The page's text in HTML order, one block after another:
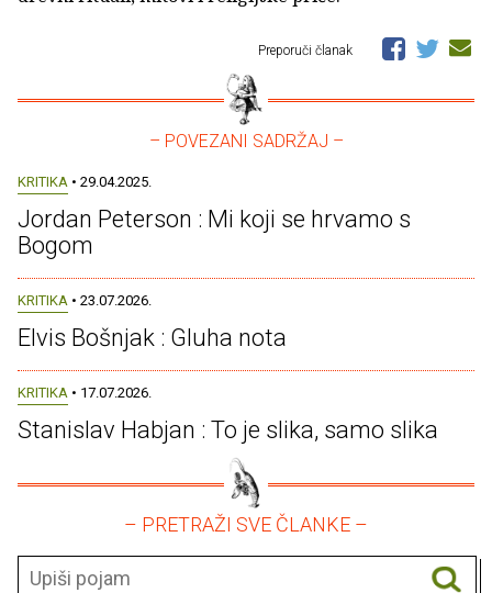
Preporuči članak
– POVEZANI SADRŽAJ –
KRITIKA • 29.04.2025.
Jordan Peterson : Mi koji se hrvamo s
Bogom
KRITIKA • 23.07.2026.
Elvis Bošnjak : Gluha nota
KRITIKA • 17.07.2026.
Stanislav Habjan : To je slika, samo slika
– PRETRAŽI SVE ČLANKE –